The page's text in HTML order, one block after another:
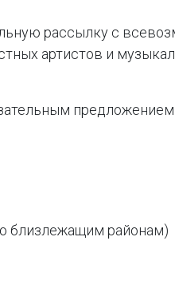
рассылку с
артистов и
предложением
близлежащим районам)